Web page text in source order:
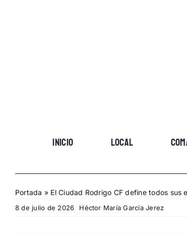
INICIO LOCAL
Portada » El Ciudad Rodrigo CF define todos
8 de julio de 2026 Héctor María García Jerez